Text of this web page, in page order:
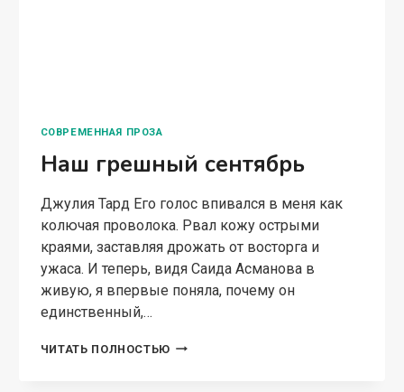
СОВРЕМЕННАЯ ПРОЗА
Наш грешный сентябрь
Джулия Тард Его голос впивался в меня как
колючая проволока. Рвал кожу острыми
краями, заставляя дрожать от восторга и
ужаса. И теперь, видя Саида Асманова в
живую, я впервые поняла, почему он
единственный,…
ЧИТАТЬ ПОЛНОСТЬЮ НАШ